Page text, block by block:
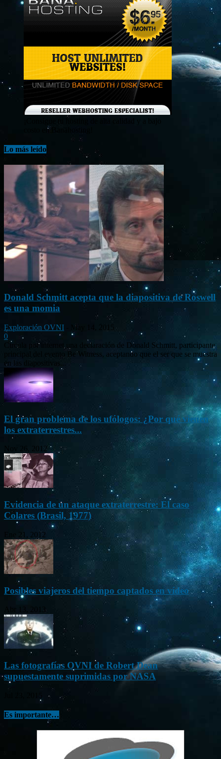
costo en Banahosting!
Lo más leído
Donald Schmitt acepta que la diapositiva de Roswell
es una momia
Exploración OVNI
May 14, 2015
0
Circula por internet una declaración de Donald Schmitt, participante
principal del evento Be Witness, aceptando que el ser que se muestra
en las diapositivas...
El gran problema de los ufólogos: ¿Por qué vienen
los extraterrestres...
Nov 26, 2012
Evidencia de un ataque extraterrestre: El caso
Colares (Brasil, 1977)
Ene 21, 2012
Posibles viajeros del tiempo captados en vídeo
Abr 13, 2013
Las fotografías OVNI de Robert Dean
supuestamente suprimidas por NASA
Es importante…